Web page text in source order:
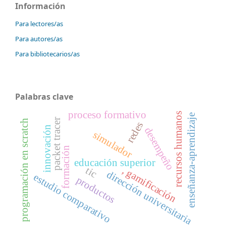
Información
Para lectores/as
Para autores/as
Para bibliotecarios/as
Palabras clave
desempeño
educación superior
formación
dirección universitaria
estudio comparativo
recursos humanos
simulador
packet tracer redes
tic enseñanza-aprendizaje
proceso formativo
programación en scratch productos, gamificación
innovación